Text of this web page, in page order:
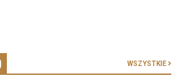
WSZYSTKIE